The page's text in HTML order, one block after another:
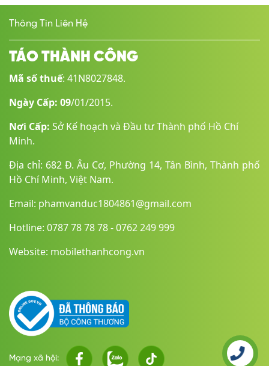
Thông Tin Liên Hệ
TÁO THÀNH CÔNG
Mã số thuế: 41N8027848.
Ngày Cấp: 09/01/2015.
Nơi Cấp: Sở Kế hoạch và Đầu tư Thành phố Hồ Chí
Minh.
Địa chỉ: 682 Đ. Âu Cơ, Phường 14, Tân Bình, Thành phố
Hồ Chí Minh, Việt Nam.
Email: phamvanduc1804861@gmail.com
Hotline: 0787 78 78 78 - 0762 249 999
Website: mobilethanhcong.vn
Mạng xã hội: